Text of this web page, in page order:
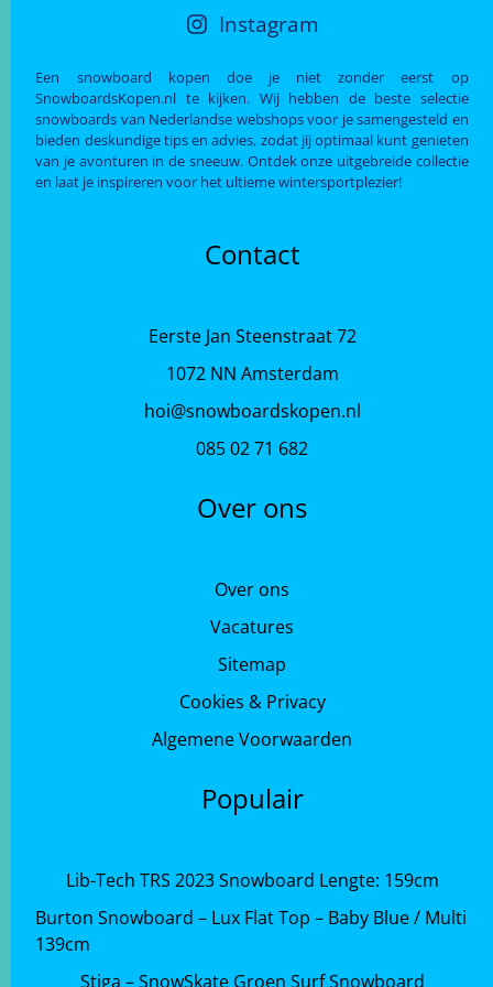
Instagram
Een snowboard kopen doe je niet zonder eerst op
SnowboardsKopen.nl te kijken. Wij hebben de beste selectie
snowboards van Nederlandse webshops voor je samengesteld en
bieden deskundige tips en advies, zodat jij optimaal kunt genieten
van je avonturen in de sneeuw. Ontdek onze uitgebreide collectie
en laat je inspireren voor het ultieme wintersportplezier!
Contact
Eerste Jan Steenstraat 72
1072 NN Amsterdam
hoi@snowboardskopen.nl
085 02 71 682
Over ons
Over ons
Vacatures
Sitemap
Cookies & Privacy
Algemene Voorwaarden
Populair
Lib-Tech TRS 2023 Snowboard Lengte: 159cm
Burton Snowboard – Lux Flat Top – Baby Blue / Multi
139cm
Stiga – SnowSkate Groen Surf Snowboard